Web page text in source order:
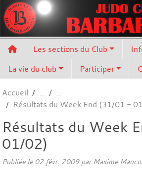
Les sections du Club
La vie du club
Participer
Accueil
Résultats du Week End (31/01 -
Résultats du Week
01/02)
Publiée le 02 févr. 2009par Maxime
Panneau de gestion des cookies